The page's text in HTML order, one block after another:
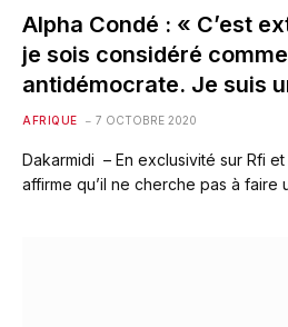
Alpha Condé : « C’est
je sois considéré
antidémocrate. Je suis
AFRIQUE 7 OCTOBRE 2020
Dakarmidi – En exclusivité sur Rfi
affirme qu’il ne cherche pas à